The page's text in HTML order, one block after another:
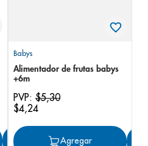
Agregar
Babys
Alimentador de frutas babys
+6m
PVP: $5,30
$4,24
Agregar